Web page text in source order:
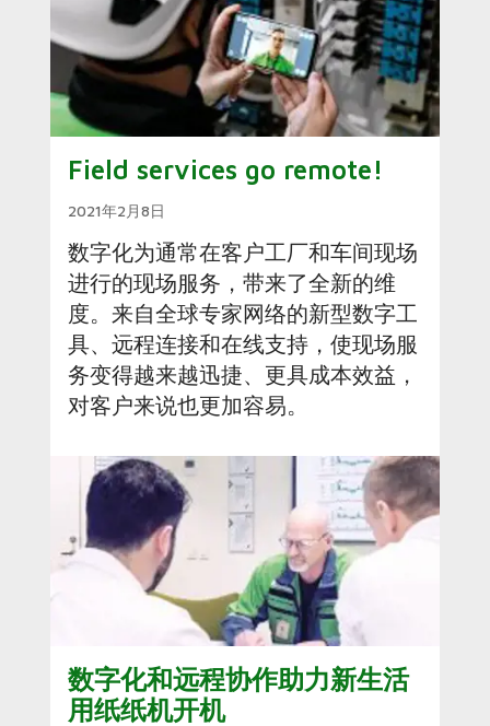
Field services go remote!
2021年2月8日
数字化为通常在客户工厂和车间现场
进行的现场服务，带来了全新的维
度。来自全球专家网络的新型数字工
具、远程连接和在线支持，使现场服
务变得越来越迅捷、更具成本效益，
对客户来说也更加容易。
数字化和远程协作助力新生活
用纸纸机开机